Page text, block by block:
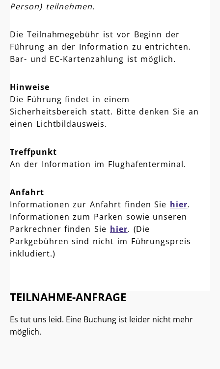
Person) teilnehmen.
Die Teilnahmegebühr ist vor Beginn der
Führung an der Information zu entrichten.
Bar- und EC-Kartenzahlung ist möglich.
Hinweise
Die Führung findet in einem
Sicherheitsbereich statt. Bitte denken Sie an
einen Lichtbildausweis.
Treffpunkt
An der Information im Flughafenterminal.
Anfahrt
Informationen zur Anfahrt finden Sie hier.
Informationen zum Parken sowie unseren
Parkrechner finden Sie hier. (Die
Parkgebühren sind nicht im Führungspreis
inkludiert.)
TEILNAHME-ANFRAGE
Es tut uns leid. Eine Buchung ist leider nicht mehr
möglich.